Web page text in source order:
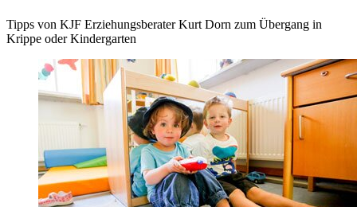
Tipps von KJF Erziehungsberater Kurt Dorn zum Übergang in
Krippe oder Kindergarten